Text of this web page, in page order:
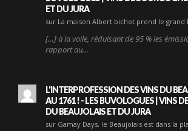
ET DU JURA
sur La maison Albert bichot prend le grand
[…] à la voile, réduisant de 95 % les
rapport au…
L'INTERPROFESSION DES VINS DU
AU 1761 ! - LES BUVOLOGUES | VINS
DU BEAUJOLAIS ET DU JURA
sur Gamay Days, le Beaujolais est dans la